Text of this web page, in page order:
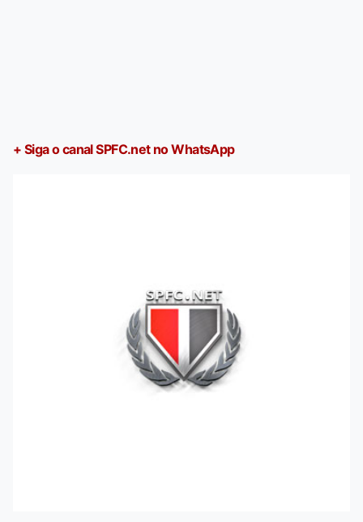
+ Siga o canal SPFC.net no WhatsApp